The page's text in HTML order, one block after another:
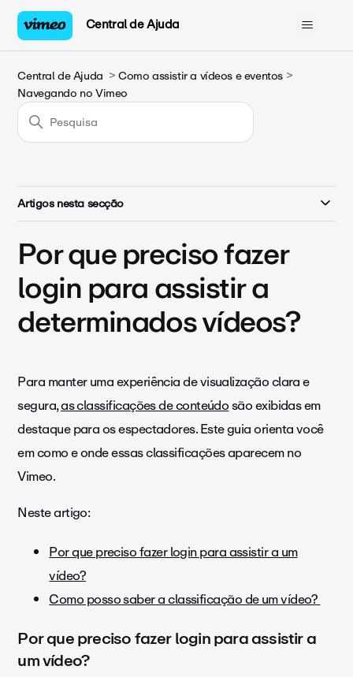
Central de Ajuda
Central de Ajuda
Como assistir a vídeos e eventos
Navegando no Vimeo
Artigos nesta secção
Por que preciso fazer
login para assistir a
determinados vídeos?
Para manter uma experiência de visualização clara e
segura,as classificações de conteúdosão exibidas em
destaque para os espectadores. Este guia orienta você
em como e onde essas classificações aparecem no
Vimeo.
Neste artigo:
Por que preciso fazer login para assistir a um
vídeo?
Como posso saber a classificação de um vídeo?
Por que preciso fazer login para assistir a
um vídeo?